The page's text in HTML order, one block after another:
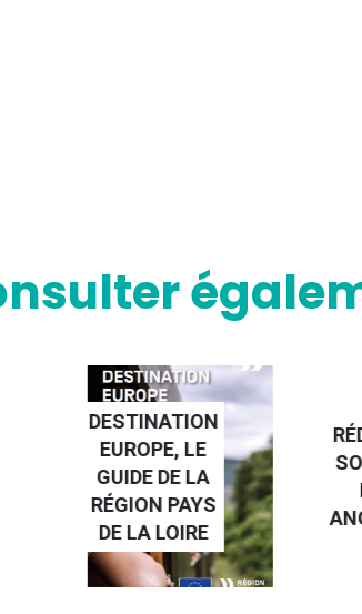
RÉDIGER
SON CV
EN
ANGLAIS